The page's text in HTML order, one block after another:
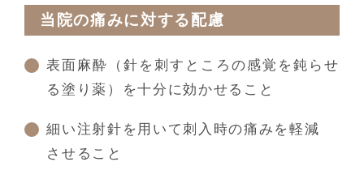
当院の痛みに対する配慮
表面麻酔（針を刺すところの感覚を鈍らせ
る塗り薬）を十分に効かせること
細い注射針を用いて刺入時の痛みを軽減
させること